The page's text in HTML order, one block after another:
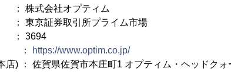
社オプティム
証券取引所プライム市場
3694
https://www.optim.co.jp/
店) ： 佐賀県佐賀市本庄町1 オプティム・ヘッドクォ